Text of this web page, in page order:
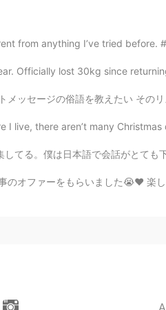
from anything I’ve tried before.
Officially lost 30kg since
を教えたい そのリストは一番普通な俗語と思う〜皆
I live, there aren’t many
も下手だ。僕に質問をたくさん聞ける人が欲しい。僕は自分で会話
楽しみにです！ では、今日同僚とカビについて長い間話しま